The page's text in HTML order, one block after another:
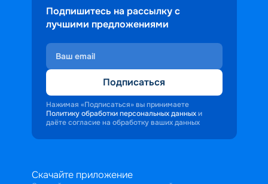
Подпишитесь на рассылку с
лучшими предложениями
Подписаться
Нажимая «Подписаться» вы принимаете
Политику обработки персональных данных и
даёте согласие на обработку ваших данных
Скачайте приложение